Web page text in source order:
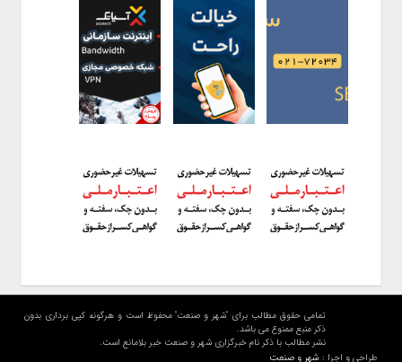
تمامی حقوق مطالب برای "شهر و صنعت" محفوظ است و هرگونه کپی برداری بدون
ذکر منبع ممنوع می باشد.
نشر مطالب با ذکر نام خبرگزاری شهر و صنعت خبر بلامانع است.
طراحی و اجرا : شهر و صنعت